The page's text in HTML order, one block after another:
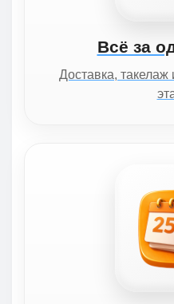
Всё за
Доставка,